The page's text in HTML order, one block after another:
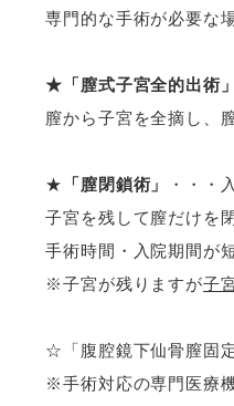
専門的な手術が必要な
★「膣式子宮全的出術」
膣から子宮を全摘し、
★ 「膣閉鎖術」 ・・・
子宮を残して膣だけを
手術時間・入院期間が
※子宮が残りますが子
☆「腹腔鏡下仙骨膣固定
※手術対応の専門医療